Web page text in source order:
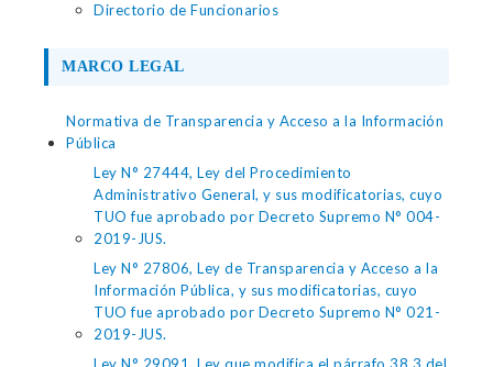
Directorio de Funcionarios
MARCO LEGAL
Normativa de Transparencia y Acceso a la Información
Pública
Ley N° 27444, Ley del Procedimiento
Administrativo General, y sus modificatorias, cuyo
TUO fue aprobado por Decreto Supremo N° 004-
2019-JUS.
Ley N° 27806, Ley de Transparencia y Acceso a la
Información Pública, y sus modificatorias, cuyo
TUO fue aprobado por Decreto Supremo N° 021-
2019-JUS.